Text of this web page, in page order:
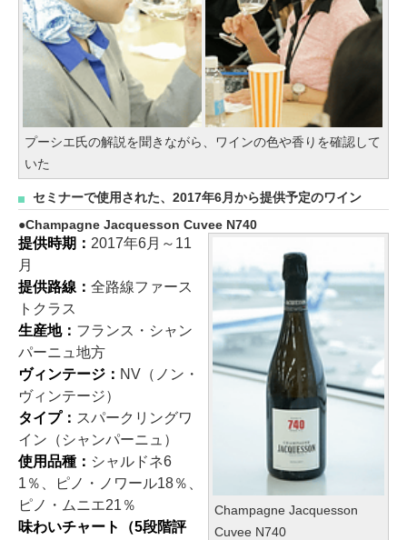
プーシエ氏の解説を聞きながら、ワインの色や香りを確認して
いた
セミナーで使用された、2017年6月から提供予定のワイン
Champagne Jacquesson Cuvee N740
Champagne Jacquesson
Cuvee N740
提供時期： 2017年6月～11
月
提供路線： 全路線ファース
トクラス
生産地： フランス・シャン
パーニュ地方
ヴィンテージ： NV（ノン・
ヴィンテージ）
タイプ： スパークリングワ
イン（シャンパーニュ）
使用品種： シャルドネ6
1％、ピノ・ノワール18％、
ピノ・ムニエ21％
味わいチャート（5段階評